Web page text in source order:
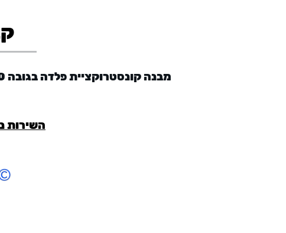
מבנה קונסטרוקציית פלדה בגובה 13.50 עם גג פנל מבודד דו שיפועי וקיר גל סינוס.
השירות